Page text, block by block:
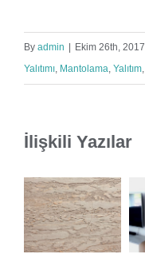
By admin Ekim 26th, 2017
Yalıtımı, Mantolama, Yalıtım,
İlişkili Yazılar